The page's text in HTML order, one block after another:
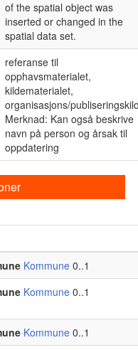
of the spatial object was
inserted or changed in the
spatial data set.
referanse til
opphavsmaterialet,
kildematerialet,
organisasjons/
Merknad: Kan også beskrive
navn på person og årsak til
oppdatering
Kommune 0..1
Kommune 0..1
Kommune 0..1